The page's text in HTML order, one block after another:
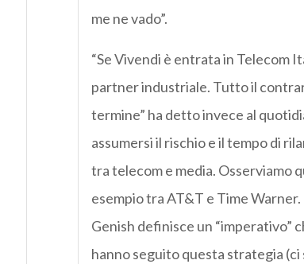
me ne vado”.
“Se Vivendi è entrata in Telecom
partner industriale. Tutto il
termine” ha detto invece al
assumersi il rischio e il tempo di
tra telecom e media. Osserviamo
esempio tra AT&T e Time
Genish definisce un “imperativo”
hanno seguito questa strategia (ci